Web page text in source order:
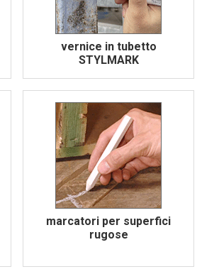
vernice in tubetto
STYLMARK
marcatori per superfici
rugose